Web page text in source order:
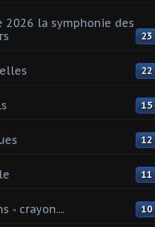
2026 la symphonie des
23
22
15
12
11
- crayon.... 10